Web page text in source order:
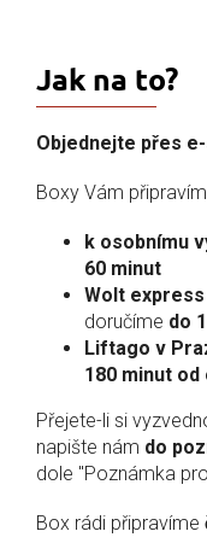
Jak na to?
Objednejte přes
Boxy Vám
k osobnímu
60 minut
Wolt
doručíme do
Liftago v
180 minut od
Přejete-li si
napište nám do
dole "Poznámka
Box rádi připravíme